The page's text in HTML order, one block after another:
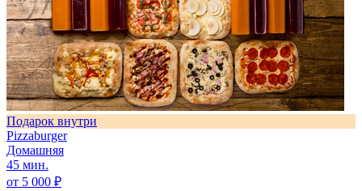
Подарок внутри
Pizzaburger
Домашняя
45 мин.
от 5 000 ₽